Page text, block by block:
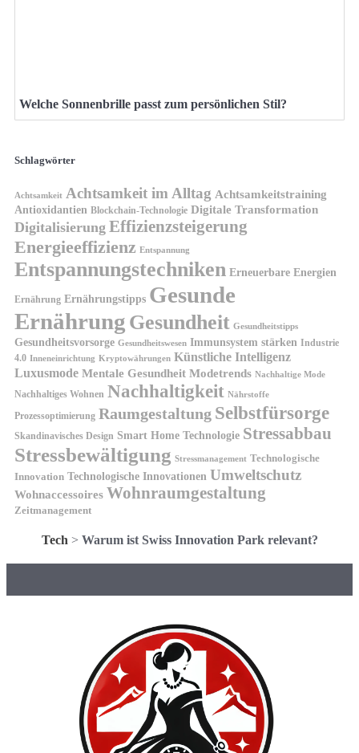
Welche Sonnenbrille passt zum persönlichen Stil?
Schlagwörter
Achtsamkeit Achtsamkeit im Alltag Achtsamkeitstraining
Antioxidantien Blockchain-Technologie Digitale Transformation
Digitalisierung Effizienzsteigerung
Energieeffizienz Entspannung
Entspannungstechniken Erneuerbare Energien
Ernährung Ernährungstipps Gesunde
Ernährung Gesundheit Gesundheitstipps
Gesundheitsvorsorge Gesundheitswesen Immunsystem stärken Industrie
4.0 Inneneinrichtung Kryptowährungen Künstliche Intelligenz
Luxusmode Mentale Gesundheit Modetrends Nachhaltige Mode
Nachhaltiges Wohnen Nachhaltigkeit Nährstoffe
Prozessoptimierung Raumgestaltung Selbstfürsorge
Skandinavisches Design Smart Home Technologie Stressabbau
Stressbewältigung Stressmanagement Technologische
Innovation Technologische Innovationen Umweltschutz
Wohnaccessoires Wohnraumgestaltung
Zeitmanagement
Tech> Warum ist Swiss Innovation Park relevant?